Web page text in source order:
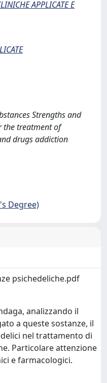
APPLICATE E
Strengths and
the treatment of
drugs addiction
Degree)
psichedeliche.pdf
analizzando il
a queste sostanze, il
nel trattamento di
Particolare attenzione
e farmacologici.